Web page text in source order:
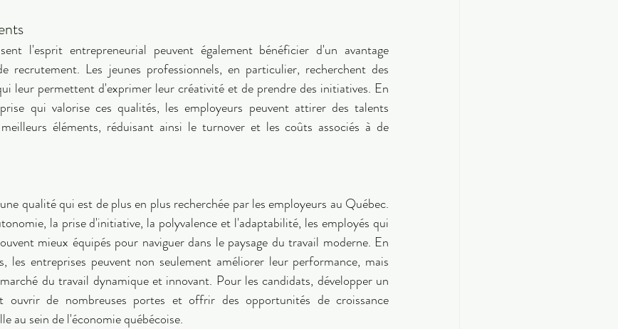
l'esprit entrepreneurial peuvent également bénéficier d'un avantage
recrutement. Les jeunes professionnels, en particulier, recherchent des
leur permettent d'exprimer leur créativité et de prendre des initiatives. En
qui valorise ces qualités, les employeurs peuvent attirer des talents
éléments, réduisant ainsi le turnover et les coûts associés à de
qualité qui est de plus en plus recherchée par les employeurs au Québec.
la prise d'initiative, la polyvalence et l'adaptabilité, les employés qui
mieux équipés pour naviguer dans le paysage du travail moderne. En
les entreprises peuvent non seulement améliorer leur performance, mais
du travail dynamique et innovant. Pour les candidats, développer un
ouvrir de nombreuses portes et offrir des opportunités de croissance
au sein de l'économie québécoise.